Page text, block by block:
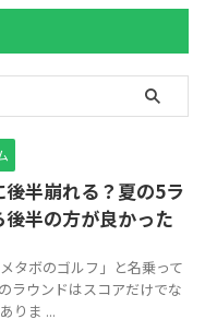
半崩れる？夏の5ラ
半の方が良かった
タボのゴルフ」と名乗って
ラウンドはスコアだけでな
りま ...